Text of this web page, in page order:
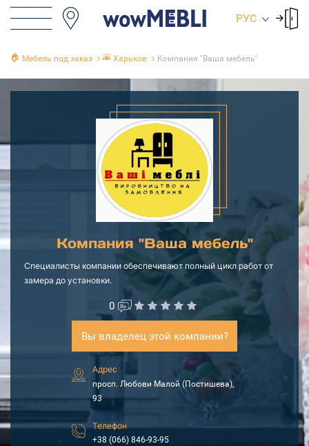
РУС
🏠 Мебель под заказ 🌇 Харьков Компания "Ваша мебель"
Компания "Ваша мебель"
Специалисты компании обеспечивают полный цикл работ от
замера до установки.
0
Вы владелец этой компании?
Адрес
просп. Любови Малой (Постишева),
93
Телефон
+38 (066) 846-93-95